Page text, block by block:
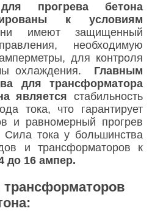
прогрева бетона
к условиям
имеют защищенный
необходимую
для контроля
охлаждения. Главным
для трансформатора
является стабильность
тока, что гарантирует
и равномерный прогрев
Сила тока у большинства
и трансформаторов к
до 16 ампер.